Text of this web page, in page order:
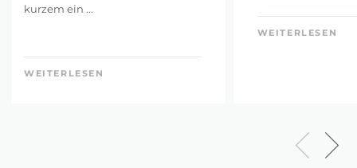
kurzem ein ...
WEITERLESEN
WEITERLESEN